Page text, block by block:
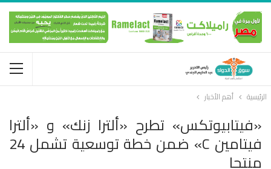
الرئيسية أهم الأخبار
«فيتابيوتكس» تطرح «ألترا زنك» و «ألترا
فيتامين C» ضمن خطة توسعية تشمل 24
منتجا